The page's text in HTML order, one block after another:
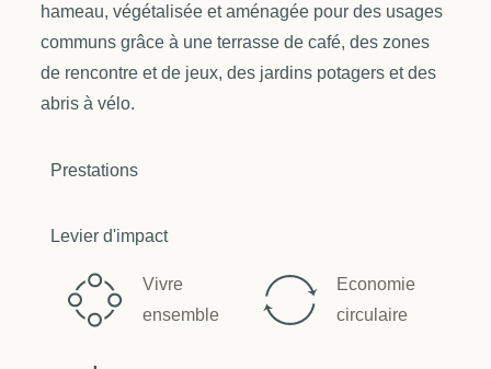
hameau, végétalisée et aménagée pour des usages
communs grâce à une terrasse de café, des zones
de rencontre et de jeux, des jardins potagers et des
abris à vélo.
Prestations
Levier d'impact
Vivre
ensemble
Economie
circulaire